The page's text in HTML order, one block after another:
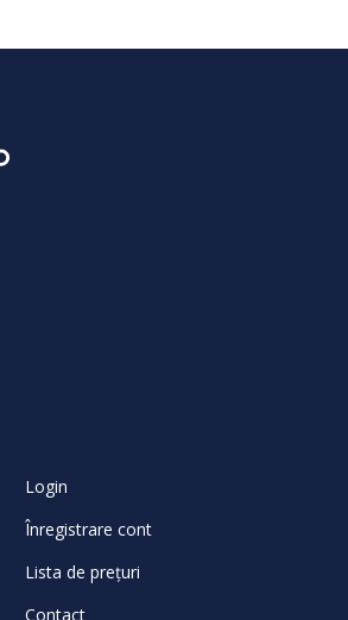
Login
Înregistrare cont
Lista de prețuri
Contact